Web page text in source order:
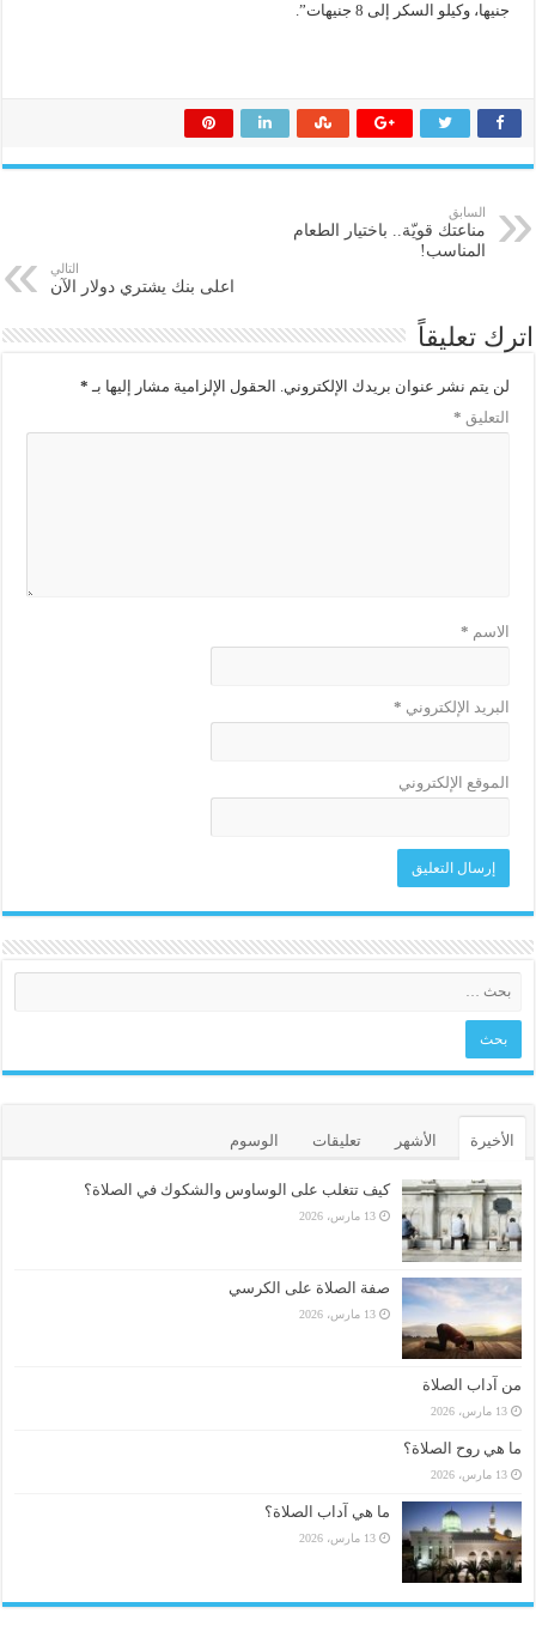
جنيها، وكيلو السكر إلى 8 جنيهات”.
السابق
مناعتك قويّة.. باختيار الطعام
المناسب!‏
التالي
اعلى بنك يشتري دولار الآن
اترك تعليقاً
لن يتم نشر عنوان بريدك الإلكتروني. الحقول الإلزامية مشار إليها بـ *
التعليق *
الاسم *
البريد الإلكتروني *
الموقع الإلكتروني
الأخيرة الأشهر تعليقات الوسوم
كيف تتغلب على الوساوس والشكوك في الصلاة؟
13 مارس، 2026
صفة الصلاة على الكرسي
13 مارس، 2026
من آداب الصلاة
13 مارس، 2026
ما هي روح الصلاة؟
13 مارس، 2026
ما هي آداب الصلاة؟
13 مارس، 2026